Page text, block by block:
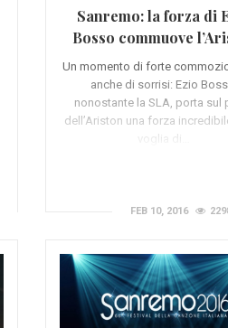
Sanremo: la forza di
Bosso commuove
Un momento di forte
anche di sorrisi: Ezio
nonostante la SLA, porta sul
dell’Ariston una forza
FEB 10, 2016